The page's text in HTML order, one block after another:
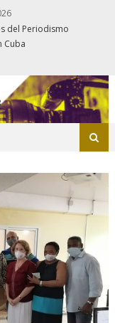
del Periodismo
Cuba